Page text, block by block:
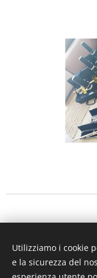
Utilizziamo i cookie
e la sicurezza del